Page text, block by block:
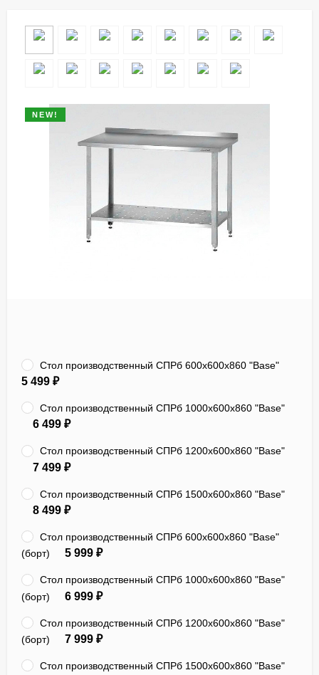
NEW!
Стол производственный СПРб 600x600x860 "Base"
5 499 ₽
Стол производственный СПРб 1000х600х860 "Base"
6 499 ₽
Стол производственный СПРб 1200х600х860 "Base"
7 499 ₽
Стол производственный СПРб 1500х600х860 "Base"
8 499 ₽
Стол производственный СПРб 600x600x860 "Base"
(борт)
5 999 ₽
Стол производственный СПРб 1000х600х860 "Base"
(борт)
6 999 ₽
Стол производственный СПРб 1200х600х860 "Base"
(борт)
7 999 ₽
Стол производственный СПРб 1500х600х860 "Base"